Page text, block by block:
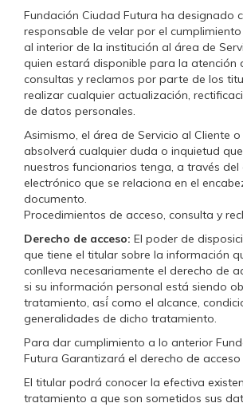
Fundación Ciudad Futura ha designado
responsable de velar por el
al interior de la institución al área de
quien estará disponible para la atención
consultas y reclamos por parte de los
realizar cualquier actualización,
de datos personales.
Asimismo, el área de Servicio al Cliente
absolverá cualquier duda o inquietud
nuestros funcionarios tenga, a través del
electrónico que se relaciona en el
documento.
Procedimientos de acceso, consulta y
Derecho de acceso: El poder de
que tiene el titular sobre la información
conlleva necesariamente el derecho de
si su información personal está siendo
tratamiento, así́ como el alcance,
generalidades de dicho tratamiento.
Para dar cumplimiento a lo anterior
Futura Garantizará el derecho de acceso
El titular podrá conocer la efectiva
tratamiento a que son sometidos sus